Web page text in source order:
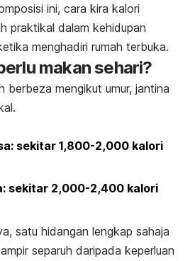
ini, cara kira kalori
praktikal dalam kehidupan
menghadiri rumah terbuka.
makan sehari?
berbeza mengikut umur, jantina
sekitar 1,800-2,000 kalori
sekitar 2,000-2,400 kalori
satu hidangan lengkap sahaja
separuh daripada keperluan